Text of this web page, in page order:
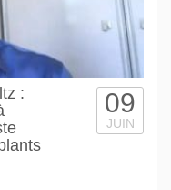
:
09
JUIN